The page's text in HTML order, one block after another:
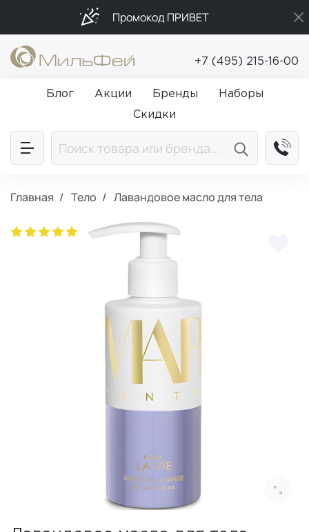
Промокод ПРИВЕТ
Подарки в каждый заказ от 5 000₽
Бесплатная доставка от 5 000₽
+7 (495) 215-16-00
Блог Акции Бренды
Наборы
Скидки
Главная Тело Лавандовое масло для тела